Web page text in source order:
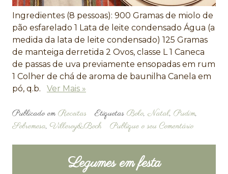
Ingredientes (8 pessoas): 900 Gramas de miolo de
pão esfarelado 1 Lata de leite condensado Água (a
medida da lata de leite condensado) 125 Gramas
de manteiga derretida 2 Ovos, classe L 1 Caneca
de passas de uva previamente ensopadas em rum
1 Colher de chá de aroma de baunilha Canela em
pó, q.b. Ver Mais »
Publicado emReceitas Etiquetas Bolo, Natal, Pudim,
Sobremesa, Villeroy&Boch Publique o seu Comentário
Legumes em festa